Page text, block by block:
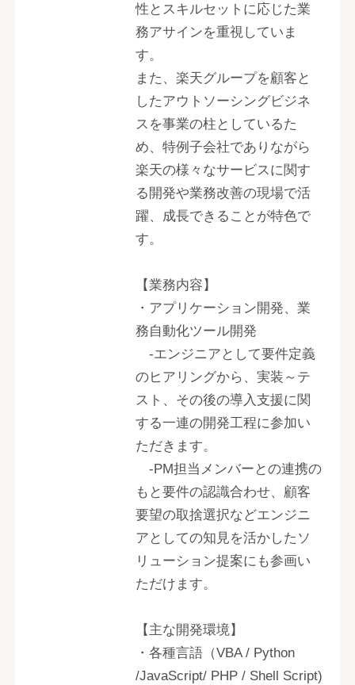
性とスキルセットに応じた業
務アサインを重視していま
す。
また、楽天グループを顧客と
したアウトソーシングビジネ
スを事業の柱としているた
め、特例子会社でありながら
楽天の様々なサービスに関す
る開発や業務改善の現場で活
躍、成長できることが特色で
す。
【業務内容】
・アプリケーション開発、業
務自動化ツール開発
‐エンジニアとして要件定義
のヒアリングから、実装～テ
スト、その後の導入支援に関
する一連の開発工程に参加い
ただきます。
‐PM担当メンバーとの連携の
もと要件の認識合わせ、顧客
要望の取捨選択などエンジニ
アとしての知見を活かしたソ
リューション提案にも参画い
ただけます。
【主な開発環境】
・各種言語（VBA / Python
/JavaScript/ PHP / Shell Script)